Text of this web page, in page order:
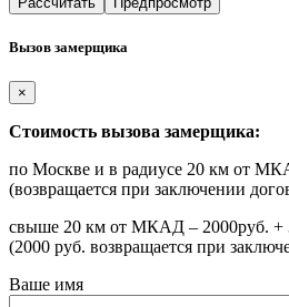
Вызов замерщика
×
Стоимость вызова замерщика:
по Москве и в радиусе 20 км от
(возвращается при заключении
свыше 20 км от МКАД – 2000руб.
(2000 руб. возвращается при
Ваше имя